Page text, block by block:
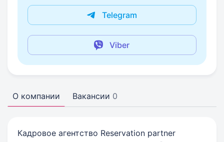
Telegram
Viber
О компании Вакансии 0
Кадровое агентство Reservation partner